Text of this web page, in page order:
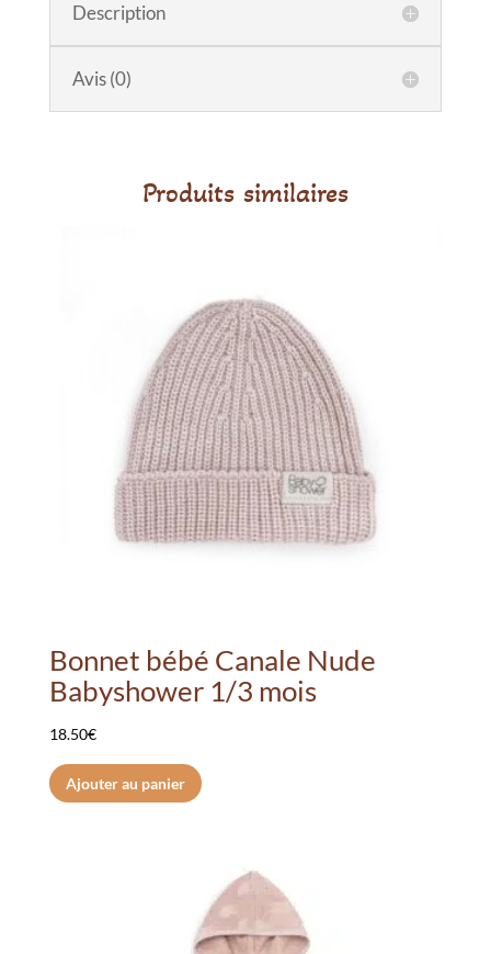
bain
Noella
Description
Avis (0)
Produits similaires
Bonnet bébé Canale Nude
Babyshower 1/3 mois
18.50€
Ajouter au panier